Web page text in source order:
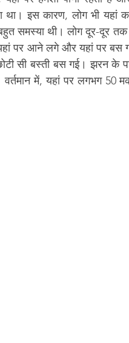
था। इस कारण, लोग भी यहां
समस्या थी। लोग दूर-दूर
पर आने लगे और यहां पर बस
सी बस्ती बस गई। झरन के
वर्तमान में, यहां पर लगभग